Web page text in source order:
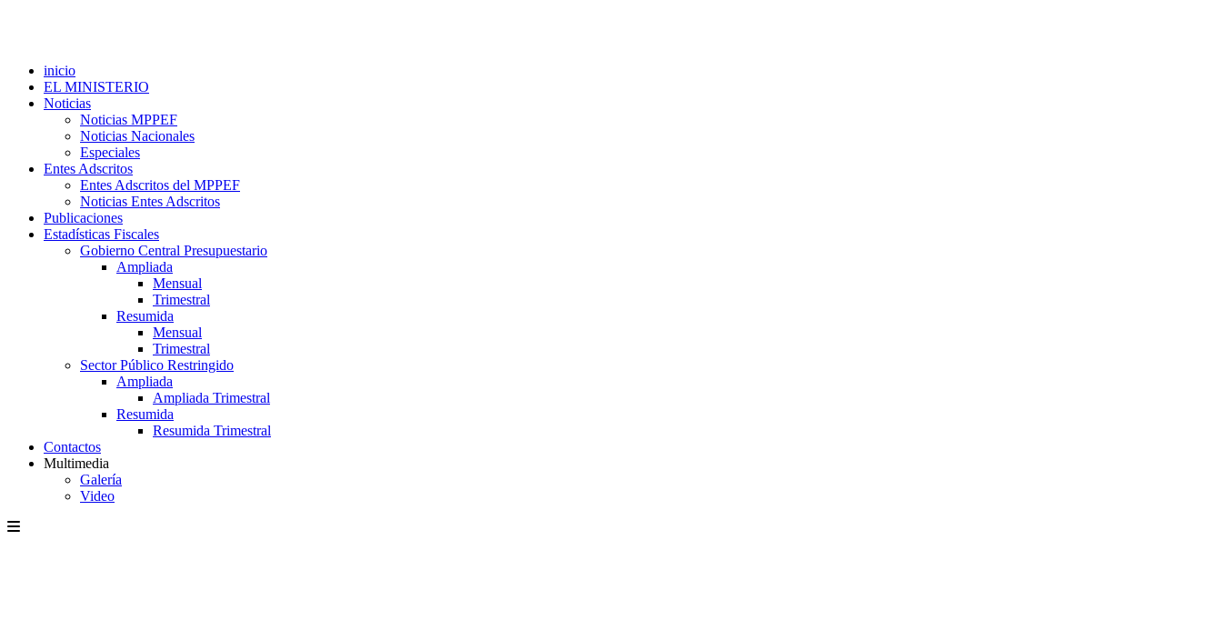
inicio
EL MINISTERIO
Noticias
Noticias MPPEF
Noticias Nacionales
Especiales
Entes Adscritos
Entes Adscritos del MPPEF
Noticias Entes Adscritos
Publicaciones
Estadísticas Fiscales
Gobierno Central Presupuestario
Ampliada
Mensual
Trimestral
Resumida
Mensual
Trimestral
Sector Público Restringido
Ampliada
Ampliada Trimestral
Resumida
Resumida Trimestral
Contactos
Multimedia
Galería
Video